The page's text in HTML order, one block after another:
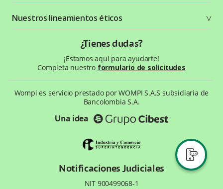
Términos y condiciones
Política de privacidad
Status Page
¿Qué es Wompi?
Wiki Wompi
Preguntas frecuentes
Nuestros lineamientos éticos
¿Tienes dudas?
¡Estamos aquí para ayudarte!
Completa nuestro formulario de solicitudes
Wompi es servicio prestado por WOMPI S.A.S subsidiaria de
Bancolombia S.A.
Una idea
Notificaciones Judiciales
NIT 900499068-1